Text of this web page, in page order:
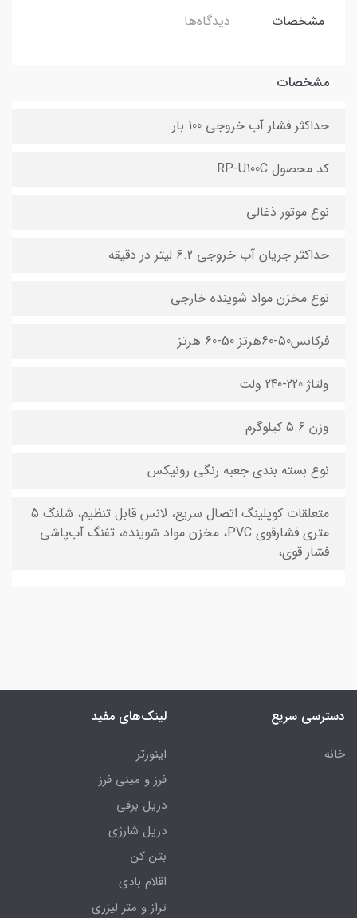
مشخصات دیدگاه‌ها
مشخصات
حداکثر فشار آب خروجی 100 بار
کد محصول RP-U100C
نوع موتور ذغالی
حداکثر جریان آب خروجی 6.2 لیتر در دقیقه
نوع مخزن مواد شوینده خارجي
فرکانس50-60هرتز 50-60 هرتز
ولتاژ 220-240 ولت
وزن 5.6 کیلوگرم
نوع بسته ‌بندی جعبه رنگی رونیکس
متعلقات کوپلینگ اتصال سریع، لانس قابل تنظیم، شلنگ 5
متری فشارقوی PVC، مخزن مواد شوینده، تفنگ آب‌پاشی
فشار قوی،
دسترسی سریع
خانه
لینک‌های مفید
اینورتر
فرز و مینی فرز
دریل برقی
دریل شارژی
بتن کن
اقلام بادی
تراز و متر لیزری